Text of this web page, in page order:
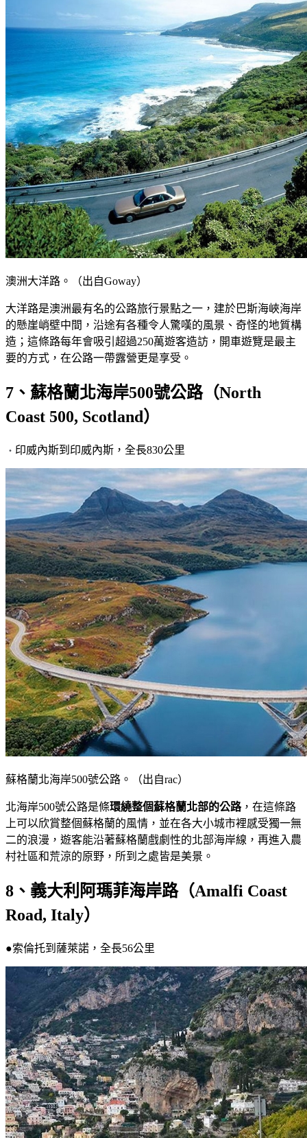
澳洲大洋路。（出自Goway）
大洋路是澳洲最有名的公路旅行景點之一，建於巴斯海峽海岸
的懸崖峭壁中間，沿途有各種令人驚嘆的風景、奇怪的地質構
造；這條路每年會吸引超過250萬遊客造訪，開車遊覽是最主
要的方式，在公路一帶露營更是享受。
7、蘇格蘭北海岸500號公路（North
Coast 500, Scotland）
・ 印威內斯到印威內斯，全長830公里
蘇格蘭北海岸500號公路。（出自rac）
北海岸500號公路是條環繞整個蘇格蘭北部的公路，在這條路
上可以欣賞整個蘇格蘭的風情，並在各大小城市裡感受獨一無
二的浪漫，遊客能沿著蘇格蘭戲劇性的北部海岸線，再進入農
村社區和荒涼的原野，所到之處皆是美景。
8、義大利阿瑪菲海岸路（Amalfi Coast
Road, Italy）
●索倫托到薩萊諾，全長56公里